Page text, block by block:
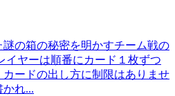
の箱の秘密を明かすチーム戦の
イヤーは順番にカード１枚ずつ
ードの出し方に制限はありませ
れ...